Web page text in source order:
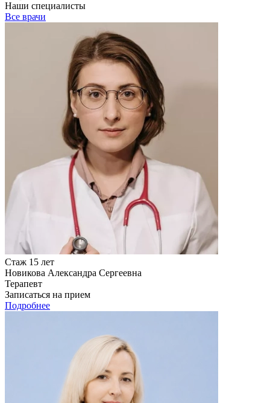
Наши специалисты
Все врачи
Стаж 15 лет
Новикова Александра Сергеевна
Терапевт
Записаться на прием
Подробнее